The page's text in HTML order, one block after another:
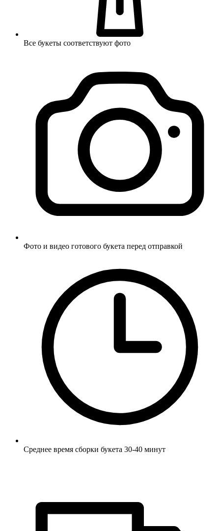
Все букеты соответствуют фото
Фото и видео готового букета перед отправкой
Среднее время сборки букета 30-40 минут